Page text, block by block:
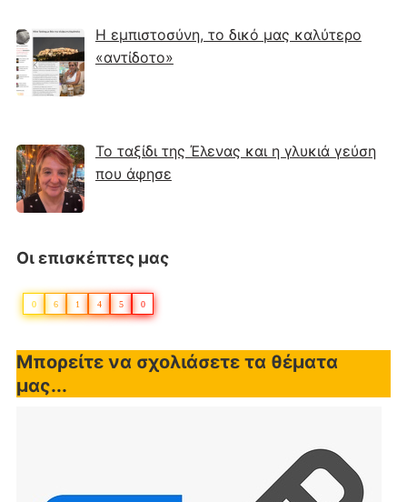
Η εμπιστοσύνη, το δικό μας καλύτερο
«αντίδοτο»
Το ταξίδι της Έλενας και η γλυκιά γεύση
που άφησε
Οι επισκέπτες μας
0 6 1 4 5 0
Μπορείτε να σχολιάσετε τα θέματα
μας...